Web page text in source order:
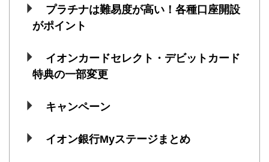
プラチナは難易度が高い！各種口座開設
がポイント
イオンカードセレクト・デビットカード
特典の一部変更
キャンペーン
イオン銀行Myステージまとめ